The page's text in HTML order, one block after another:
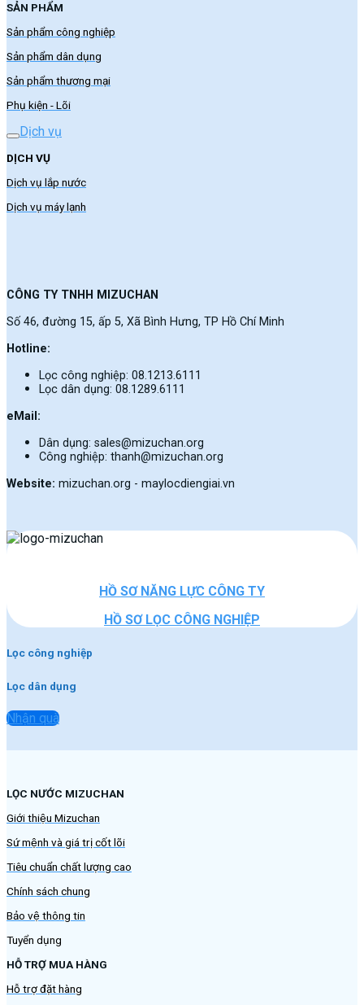
SẢN PHẨM
Sản phẩm công nghiệp
Sản phẩm dân dụng
Sản phẩm thương mại
Phụ kiện - Lõi
Dịch vụ
DỊCH VỤ
Dịch vụ lắp nước
Dịch vụ máy lạnh
CÔNG TY TNHH MIZUCHAN
Số 46, đường 15, ấp 5, Xã Bình Hưng, TP Hồ Chí Minh
Hotline:
Lọc công nghiệp: 08.1213.6111
Lọc dân dụng: 08.1289.6111
eMail:
Dân dụng: sales@mizuchan.org
Công nghiệp: thanh@mizuchan.org
Website: mizuchan.org - maylocdiengiai.vn
HỒ SƠ NĂNG LỰC CÔNG TY
HỒ SƠ LỌC CÔNG NGHIỆP
Lọc công nghiệp
Lọc dân dụng
Nhận quà
LỌC NƯỚC MIZUCHAN
Giới thiệu Mizuchan
Sứ mệnh và giá trị cốt lõi
Tiêu chuẩn chất lượng cao
Chính sách chung
Bảo vệ thông tin
Tuyển dụng
HỖ TRỢ MUA HÀNG
Hỗ trợ đặt hàng